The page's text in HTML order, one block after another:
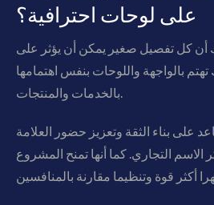
على لوحات احترافية؟
أن كل تفصيل صغير يمكن أن يؤثر على
بالواجهة واللوحات بنفس اهتمامها
بالخدمات والمنتجات.
على بناء الثقة وتعزيز حضور العلامة
الاسم التجاري. كما أنها تمنح المشروع